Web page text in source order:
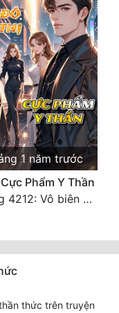
1 năm trước
Phẩm Y Thần
Chương 4212: Vô biên hắc ám
thức trên truyện